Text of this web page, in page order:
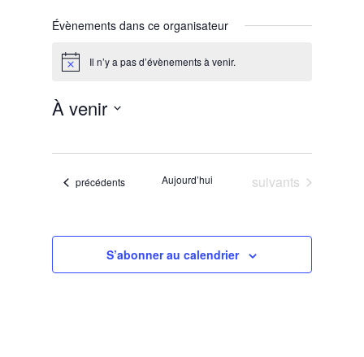
Évènements dans ce organisateur
Notice Il n’y a pas d’évènements à venir.
À venir
Évènements
précédents Aujourd’hui Évènements
suivants
S’abonner au calendrier